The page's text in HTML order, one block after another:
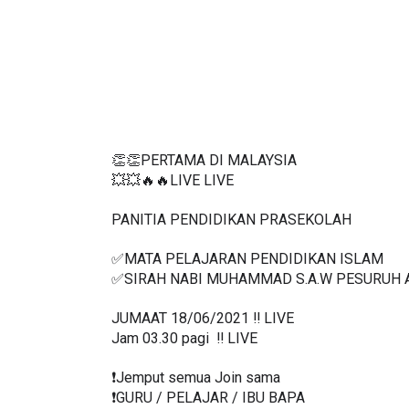
👏👏PERTAMA DI MALAYSIA
💥💥🔥🔥LIVE LIVE
PANITIA PENDIDIKAN PRASEKOLAH
✅MATA PELAJARAN PENDIDIKAN ISLAM
✅SIRAH NABI MUHAMMAD S.A.W PESURUH
JUMAAT 18/06/2021 ‼️ LIVE
Jam 03.30 pagi  ‼️ LIVE
❗️Jemput semua Join sama
❗️GURU / PELAJAR / IBU BAPA